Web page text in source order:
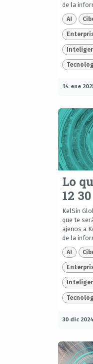
de la
AI
14 ene
Lo
12 30
KelSin
que te
ajenos a
de la
AI
30 dic 2024